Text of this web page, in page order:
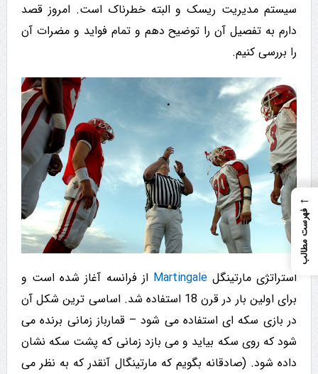
سیستم مدیریت ریسک و البته خطرناک است. امروز قصد
دارم به تفصیل آن را توضیح دهم و تمام فواید و مضرات آن
را بررسی کنیم.
استراتژی مارتینگلMartingale از فرانسه آغاز شده است و
برای اولین بار در قرن 18 استفاده شد. اساسی ترین شکل آن
در بازی سکه ای استفاده می شود – قمارباز زمانی برنده می
شود که روی سکه بیاید و می بازد زمانی که پشت سکه نشان
داده شود. (صادقانه بگویم که مارتینگال آنقدر که به نظر می
←
فهرست مطالب